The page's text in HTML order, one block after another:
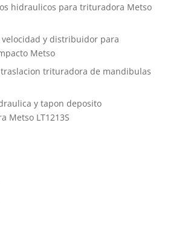
hidraulicos para trituradora Metso
velocidad y distribuidor para
Metso
trituradora de mandibulas
y tapon deposito
Metso LT1213S